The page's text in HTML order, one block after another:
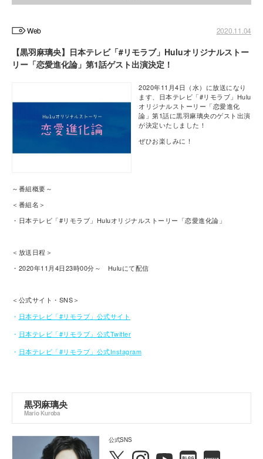
Web 2020.11.04
【黒羽麻璃央】日本テレビ「#リモラブ」Huluオリジナルストー
リー「恋愛進化論」第1話ゲスト出演決定！
2020年11月4日（水）に放送になり
ます、日本テレビ「#リモラブ」Hulu
オリジナルストーリー「恋愛進化
論」第1話に黒羽麻璃央のゲスト出演
が決定いたしました！
ぜひお楽しみに！
～番組概要～
＜番組名＞
・日本テレビ「#リモラブ」Huluオリジナルストーリー「恋愛進化論」
＜放送日程＞
・2020年11月4日23時00分～ Huluにて配信
＜公式サイト・SNS＞
・ 日本テレビ「#リモラブ」公式サイト
・ 日本テレビ「#リモラブ」公式Twitter
・ 日本テレビ「#リモラブ」公式Instagram
黒羽麻璃央
Mario Kuroba
公式SNS